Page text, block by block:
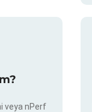
veya nPerf